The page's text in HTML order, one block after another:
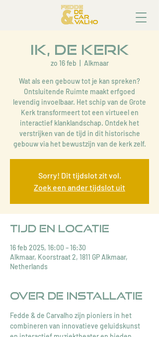
Ik, de Kerk
zo 16 feb Alkmaar
Wat als een gebouw tot je kan spreken?
Ontsluitende Ruimte maakt erfgoed
levendig invoelbaar. Het schip van de Grote
Kerk transformeert tot een virtueel en
interactief klanklandschap. Ontdek het
verstrijken van de tijd in dit historische
gebouw via het bewustzijn van de kerk zelf.
Sorry! Dit tijdslot zit vol.
Zoek een ander tijdslot uit
Tijd en locatie
16 feb 2025, 16:00 – 16:30
Alkmaar, Koorstraat 2, 1811 GP Alkmaar,
Netherlands
Over de installatie
Fedde & de Carvalho zijn pioniers in het
combineren van innovatieve geluidskunst